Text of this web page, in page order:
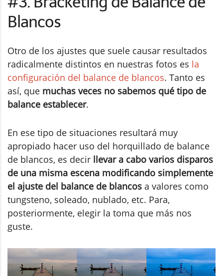
Blancos
Otro de los ajustes que suele causar resultados
radicalmente distintos en nuestras fotos es la
configuración del balance de blancos. Tanto es
así, que muchas veces no sabemos qué tipo de
balance establecer.
En ese tipo de situaciones resultará muy
apropiado hacer uso del horquillado de balance
de blancos, es decir llevar a cabo varios disparos
de una misma escena modificando simplemente
el ajuste del balance de blancos a valores como
tungsteno, soleado, nublado, etc. Para,
posteriormente, elegir la toma que más nos
guste.